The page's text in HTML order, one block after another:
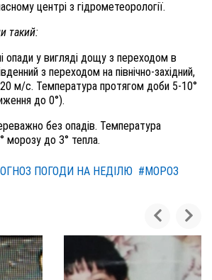
центрі з гідрометеорології.
такий:
опади у вигляді дощу з переходом в
з переходом на північно-західний,
м/с. Температура протягом доби 5-10°
до 0°).
без опадів. Температура
морозу до 3° тепла.
ПОГОДИ НА НЕДІЛЮ #МОРОЗ